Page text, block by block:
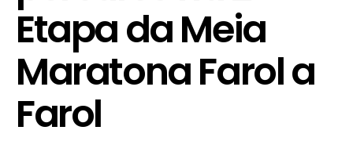
Etapa da Meia
Maratona Farol a
Farol